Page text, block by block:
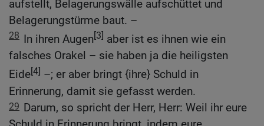
aufstellt, Belagerungswälle aufschüttet und
Belagerungstürme baut. –
28 In ihren Augen[3] aber ist es ihnen wie ein
falsches Orakel – sie haben ja die heiligsten
Eide[4] –; er aber bringt {ihre} Schuld in
Erinnerung, damit sie gefasst werden.
29 Darum, so spricht der Herr, Herr: Weil ihr eure